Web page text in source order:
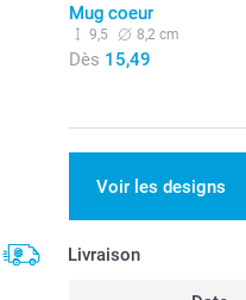
Mug coeur
9,5 8,2 cm
Dès 15,49
Voir les designs
Livraison